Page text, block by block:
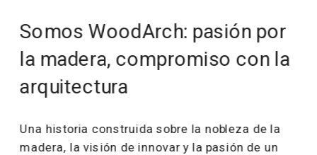
Somos WoodArch: pasión por
la madera, compromiso con la
arquitectura
Una historia construida sobre la nobleza de la
madera, la visión de innovar y la pasión de un